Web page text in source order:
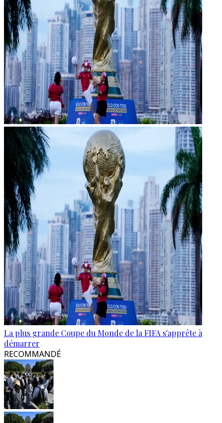
La plus grande Coupe du Monde de la FIFA s'apprête à
démarrer
RECOMMANDÉ